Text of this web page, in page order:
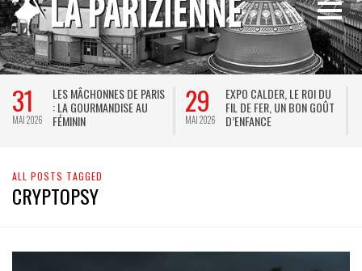
31
MAI 2026
LES MÂCHONNES DE PARIS
: LA GOURMANDISE AU
FÉMININ
29
MAI 2026
EXPO CALDER, LE ROI DU
FIL DE FER, UN BON GOÛT
D’ENFANCE
ALL POSTS TAGGED
CRYPTOPSY